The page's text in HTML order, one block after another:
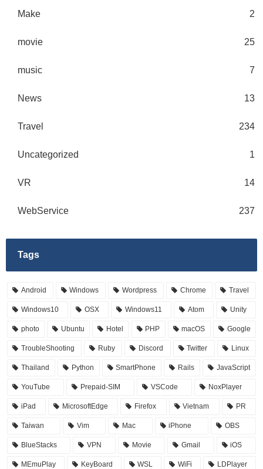
Make 2
movie 25
music 7
News 13
Travel 234
Uncategorized 1
VR 14
WebService 237
Tags
Android Windows Wordpress Chrome Travel
Windows10 OSX Windows11 Atom Unity
photo Ubuntu Hotel PHP macOS Google
TroubleShooting Ruby Discord Twitter Linux
Thailand Python SmartPhone Rails JavaScript
YouTube Prepaid-SIM VSCode NoxPlayer
iPad MicrosoftEdge Firefox Vietnam PR
Taiwan Vim Mac iPhone OBS
BlueStacks VPN Movie Gmail iOS
MEmuPlay KeyBoard WSL WiFi LDPlayer